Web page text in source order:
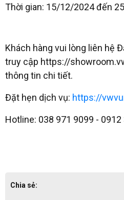
Thời gian: 15/12/2024 đến
Khách hàng vui lòng liên hệ
truy cập https://
thông tin chi tiết.
Đặt hẹn dịch vụ: https://
Hotline: 038 971 9099 - 0912
Chia sẻ: